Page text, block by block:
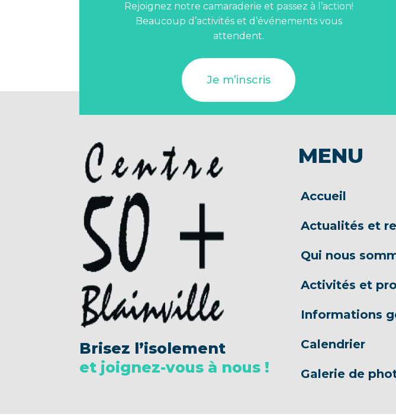
Rejoignez notre camaraderie et passez à l’action!
Beaucoup d’activités et d’événements vous
attendent.
Je m’inscris
Brisez l’isolement
et joignez-vous à nous !
MENU
Accueil
Actualités et
Qui nous
Activités et
Informations
Calendrier
Galerie de